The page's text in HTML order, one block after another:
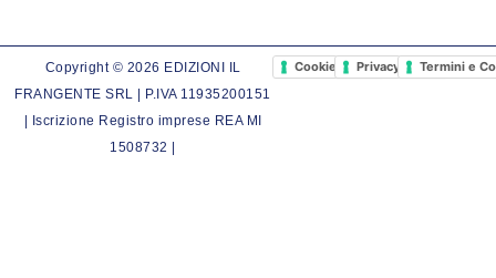
Copyright © 2026 EDIZIONI IL
FRANGENTE SRL | P.IVA 11935200151
| Iscrizione Registro imprese REA MI
1508732 |
Cookie PolicyPrivacy PolicyTermini e